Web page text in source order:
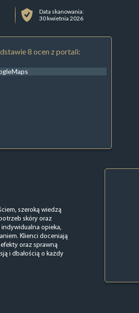
Data skanowania:
30 kwietnia 2026
8 ocen z portali:
szeroką wiedzą
skóry oraz
indywidualna opieka,
Klienci doceniają
oraz sprawną
i dbałością o każdy